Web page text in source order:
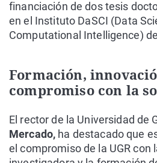
financiación de dos tesis
en el Instituto DaSCI (Data
Computational Intelligence)
Formación,
compromiso con la
El rector de la Universidad de
Mercado, ha destacado que
el compromiso de la UGR con